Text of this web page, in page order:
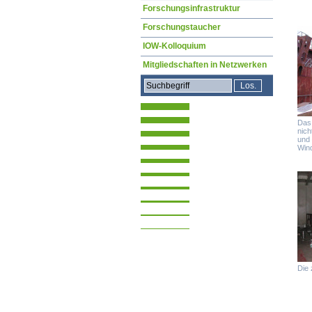
und
Die
Forschungsinfrastruktur
Forschungstaucher
IOW-Kolloquium
Mitgliedschaften in Netzwerken